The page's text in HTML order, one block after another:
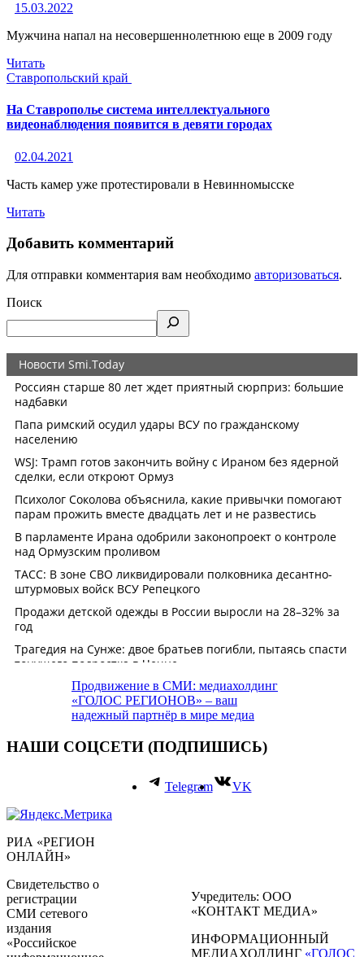
15.03.2022
Мужчина напал на несовершеннолетнюю еще в 2009 году
Читать
Ставропольский край
На Ставрополье система интеллектуального
видеонаблюдения появится в девяти городах
02.04.2021
Часть камер уже протестировали в Невинномысске
Читать
Добавить комментарий
Для отправки комментария вам необходимо авторизоваться.
Поиск
Продвижение в СМИ: медиахолдинг
«ГОЛОС РЕГИОНОВ» – ваш
надежный партнёр в мире медиа
НАШИ СОЦСЕТИ (ПОДПИШИСЬ)
Telegram VK
РИА «РЕГИОН
ОНЛАЙН»
Свидетельство о
регистрации
СМИ сетевого
издания
«Российское
Учредитель: ООО
«КОНТАКТ МЕДИА»
ИНФОРМАЦИОННЫЙ
МЕДИАХОЛДИНГ «ГОЛОС